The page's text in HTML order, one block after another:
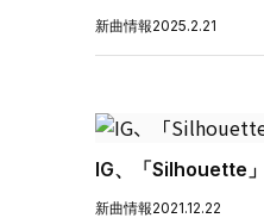
新曲情報2025.2.21
IG、「Silhouette
新曲情報2021.12.22